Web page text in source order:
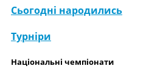
Сьогодні народились
Турніри
Національні чемпіонати